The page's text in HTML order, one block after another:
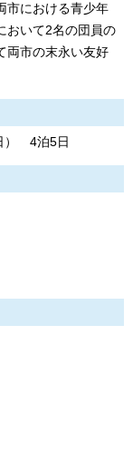
市における青少年
おいて2名の団員の
両市の末永い友好
） 4泊5日